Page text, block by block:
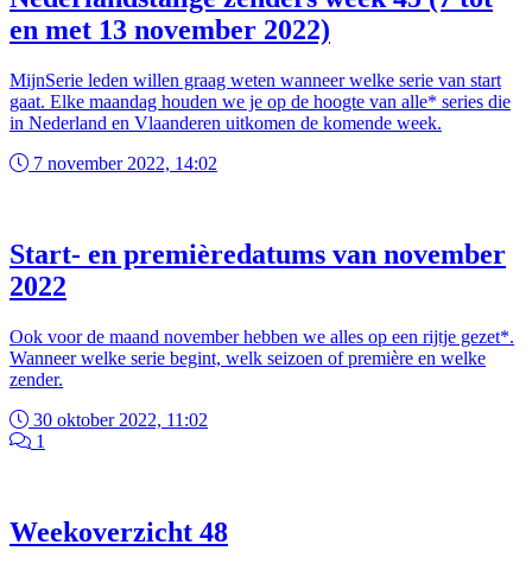
en met 13 november 2022)
MijnSerie leden willen graag weten wanneer welke serie van start
gaat. Elke maandag houden we je op de hoogte van alle* series die
in Nederland en Vlaanderen uitkomen de komende week.
7 november 2022, 14:02
Start- en premièredatums van november
2022
Ook voor de maand november hebben we alles op een rijtje gezet*.
Wanneer welke serie begint, welk seizoen of première en welke
zender.
30 oktober 2022, 11:02
1
Weekoverzicht 48